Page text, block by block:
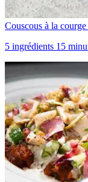
Couscous à la
5 ingrédients 15